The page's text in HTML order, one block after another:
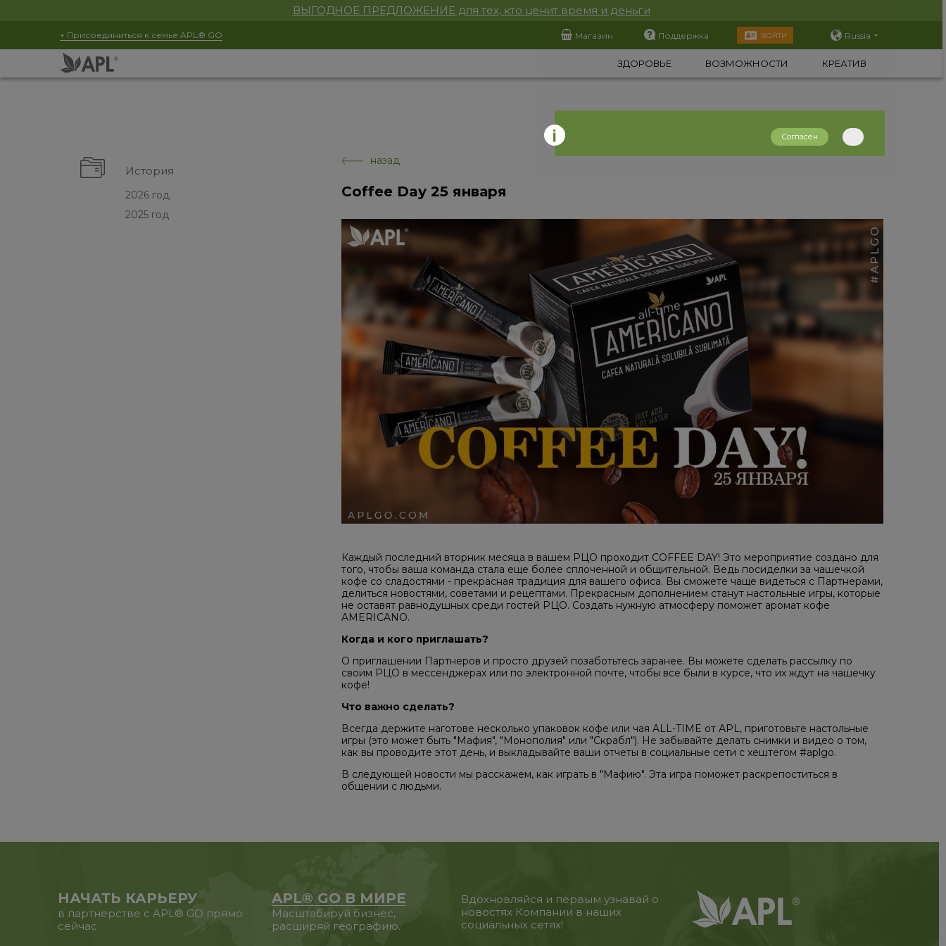
ВЫГОДНОЕ ПРЕДЛОЖЕНИЕ для тех, кто ценит время и деньги
+ Присоединиться к семье APL® GO Магазин Поддержка ВОЙТИ Russia
ЗДОРОВЬЕ ВОЗМОЖНОСТИ КРЕАТИВ
История
2026 год
2025 год
назад
Coffee Day 25 января
Каждый последний вторник месяца в вашем РЦО проходит COFFEE DAY! Это мероприятие создано для
того, чтобы ваша команда стала еще более сплоченной и общительной. Ведь посиделки за чашечкой
кофе со сладостями - прекрасная традиция для вашего офиса. Вы сможете чаще видеться с Партнерами,
делиться новостями, советами и рецептами. Прекрасным дополнением станут настольные игры, которые
не оставят равнодушных среди гостей РЦО. Создать нужную атмосферу поможет аромат кофе
AMERICANO.
Когда и кого приглашать?
О приглашении Партнеров и просто друзей позаботьтесь заранее. Вы можете сделать рассылку по
своим РЦО в мессенджерах или по электронной почте, чтобы все были в курсе, что их ждут на чашечку
кофе!
Что важно сделать?
Всегда держите наготове несколько упаковок кофе или чая ALL-TIME от APL, приготовьте настольные
игры (это может быть "Мафия", "Монополия" или "Скрабл"). Не забывайте делать снимки и видео о том,
как вы проводите этот день, и выкладывайте ваши отчеты в социальные сети с хештегом #aplgo.
В следующей новости мы расскажем, как играть в "Мафию". Эта игра поможет раскрепоститься в
общении с людьми.
НАЧАТЬ КАРЬЕРУ
в партнерстве с APL® GO прямо
сейчас
APL® GO В МИРЕ
Масштабируй бизнес,
расширяй географию.
Вдохновляйся и первым узнавай о
новостях Компании в наших
социальных сетях!
Согласен